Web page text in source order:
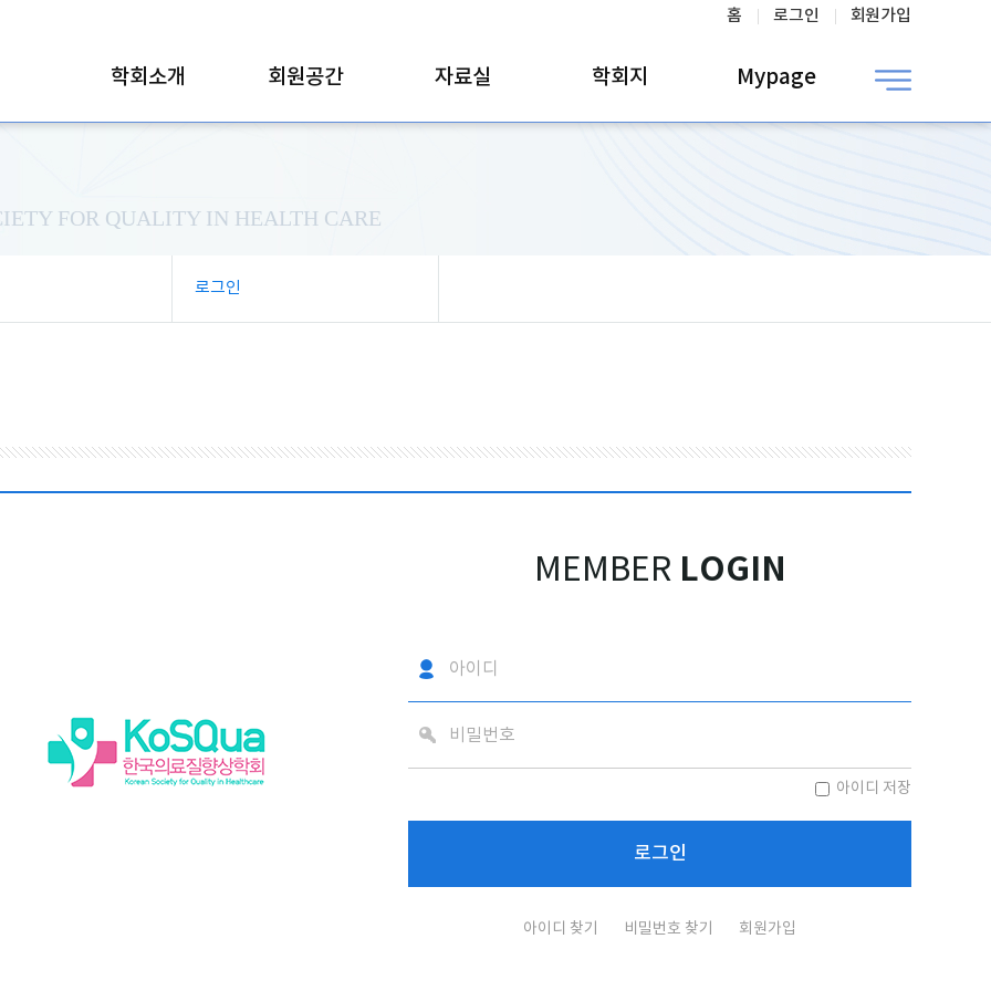
홈 로그인 회원가입
학회소개 회원공간 자료실 학회지 Mypage
FOR QUALITY IN HEALTH CARE
로그인
MEMBER LOGIN
아이디 저장
아이디 찾기 비밀번호 찾기 회원가입